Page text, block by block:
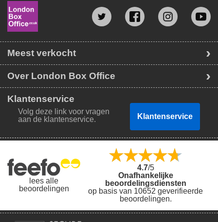
Meest verkocht
Over London Box Office
Klantenservice
Volg deze link voor vragen
aan de klantenservice.
Klantenservice
lees alle
beoordelingen
4.7/5
Onafhankelijke
beoordelingsdiensten
op basis van 10652 geverifieerde
beoordelingen.